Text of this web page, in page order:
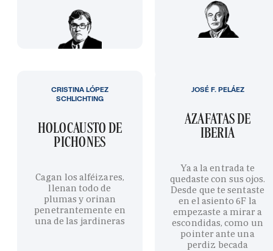
HOLOCAUSTO DE
PICHONES
Cagan los alféizares,
llenan todo de
plumas y orinan
penetrantemente en
una de las jardineras
CRISTINA LÓPEZ
SCHLICHTING
AZAFATAS DE
IBERIA
Ya a la entrada te
quedaste con sus ojos.
Desde que te sentaste
en el asiento 6F la
empezaste a mirar a
escondidas, como un
pointer ante una
perdiz becada
JOSÉ F. PELÁEZ